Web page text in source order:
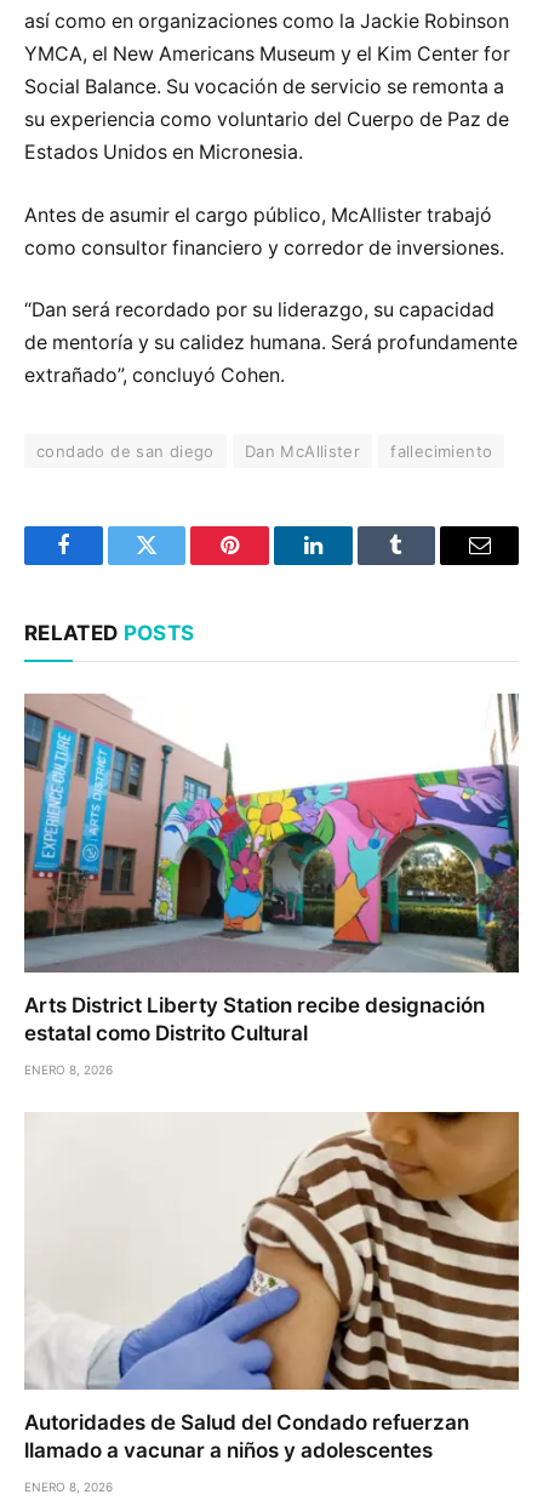
así como en organizaciones como la Jackie Robinson
YMCA, el New Americans Museum y el Kim Center for
Social Balance. Su vocación de servicio se remonta a
su experiencia como voluntario del Cuerpo de Paz de
Estados Unidos en Micronesia.
Antes de asumir el cargo público, McAllister trabajó
como consultor financiero y corredor de inversiones.
“Dan será recordado por su liderazgo, su capacidad
de mentoría y su calidez humana. Será profundamente
extrañado”, concluyó Cohen.
condado de san diego Dan McAllister fallecimiento
FacebookTwitter Pinterest LinkedInTumblr Email
RELATED POSTS
Arts District Liberty Station recibe designación
estatal como Distrito Cultural
ENERO 8, 2026
Autoridades de Salud del Condado refuerzan
llamado a vacunar a niños y adolescentes
ENERO 8, 2026